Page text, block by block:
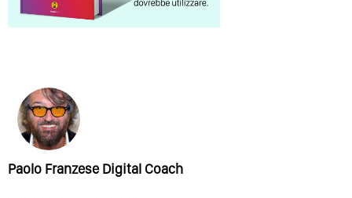
Paolo Franzese Digital Coach